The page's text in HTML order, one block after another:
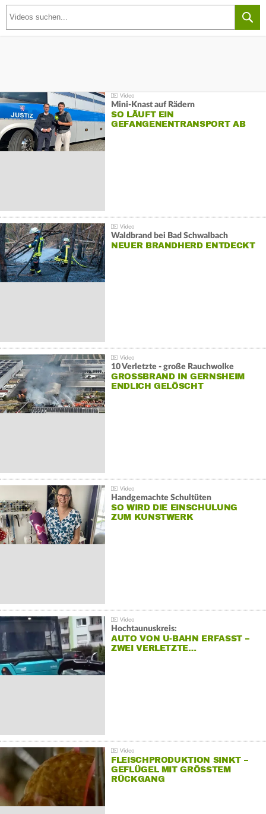
Mini-Knast auf Rädern
SO LÄUFT EIN
GEFANGENENTRANSPORT AB
Waldbrand bei Bad Schwalbach
NEUER BRANDHERD ENTDECKT
10 Verletzte - große Rauchwolke
GROSSBRAND IN GERNSHEIM E
NDLICH GELÖSCHT
Handgemachte Schultüten
SO WIRD DIE EINSCHULUNG
ZUM KUNSTWERK
Hochtaunuskreis:
AUTO VON U-BAHN ERFASST –
ZWEI VERLETZTE…
FLEISCHPRODUKTION SINKT –
GEFLÜGEL MIT GRÖSSTEM R
ÜCKGANG